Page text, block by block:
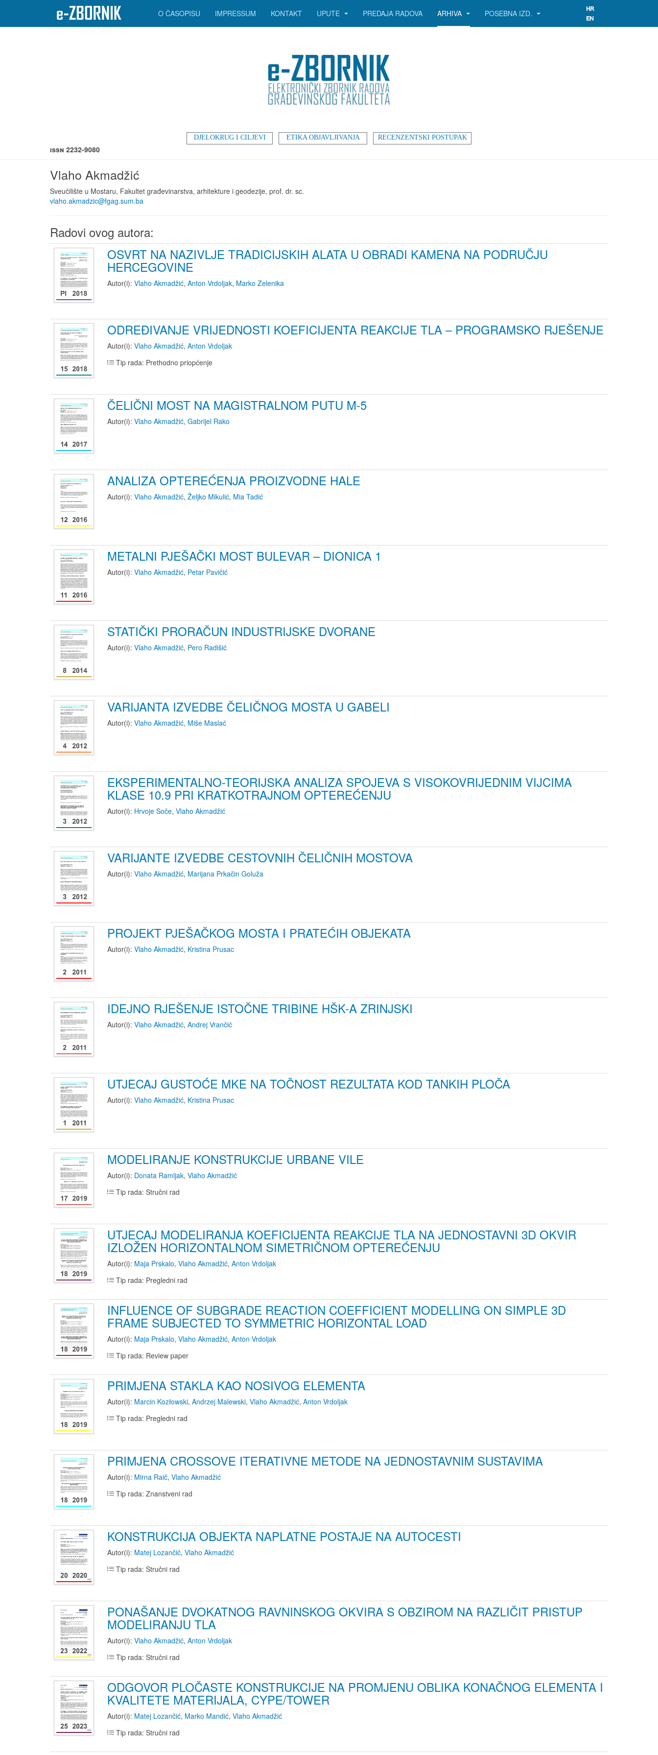
DJELOKRUG I CILJEVI ETIKA OBJAVLJIVANJA RECENZENTSKI POSTUPAK
O ČASOPISU IMPRESSUM KONTAKT UPUTE PREDAJA RADOVA ARHIVA POSEBNA IZD.
ISSN 2232-9080
Vlaho Akmadžić
Sveučilište u Mostaru, Fakultet građevinarstva, arhitekture i geodezije, prof. dr. sc.
vlaho.akmadzic@fgag.sum.ba
Radovi ovog autora:
OSVRT NA NAZIVLJE TRADICIJSKIH ALATA U OBRADI KAMENA NA PODRUČJU
HERCEGOVINE
Autor(i): Vlaho Akmadžić, Anton Vrdoljak, Marko Zelenika
ODREĐIVANJE VRIJEDNOSTI KOEFICIJENTA REAKCIJE TLA – PROGRAMSKO RJEŠENJE
Autor(i): Vlaho Akmadžić, Anton Vrdoljak
Tip rada: Prethodno priopćenje
ČELIČNI MOST NA MAGISTRALNOM PUTU M-5
Autor(i): Vlaho Akmadžić, Gabrijel Rako
ANALIZA OPTEREĆENJA PROIZVODNE HALE
Autor(i): Vlaho Akmadžić, Željko Mikulić, Mia Tadić
METALNI PJEŠAČKI MOST BULEVAR – DIONICA 1
Autor(i): Vlaho Akmadžić, Petar Pavičić
STATIČKI PRORAČUN INDUSTRIJSKE DVORANE
Autor(i): Vlaho Akmadžić, Pero Radišić
VARIJANTA IZVEDBE ČELIČNOG MOSTA U GABELI
Autor(i): Vlaho Akmadžić, Miše Maslać
EKSPERIMENTALNO-TEORIJSKA ANALIZA SPOJEVA S VISOKOVRIJEDNIM VIJCIMA
KLASE 10.9 PRI KRATKOTRAJNOM OPTEREĆENJU
Autor(i): Hrvoje Soče, Vlaho Akmadžić
VARIJANTE IZVEDBE CESTOVNIH ČELIČNIH MOSTOVA
Autor(i): Vlaho Akmadžić, Marijana Prkačin Goluža
PROJEKT PJEŠAČKOG MOSTA I PRATEĆIH OBJEKATA
Autor(i): Vlaho Akmadžić, Kristina Prusac
IDEJNO RJEŠENJE ISTOČNE TRIBINE HŠK-A ZRINJSKI
Autor(i): Vlaho Akmadžić, Andrej Vrančić
UTJECAJ GUSTOĆE MKE NA TOČNOST REZULTATA KOD TANKIH PLOČA
Autor(i): Vlaho Akmadžić, Kristina Prusac
MODELIRANJE KONSTRUKCIJE URBANE VILE
Autor(i): Donata Ramljak, Vlaho Akmadžić
Tip rada: Stručni rad
UTJECAJ MODELIRANJA KOEFICIJENTA REAKCIJE TLA NA JEDNOSTAVNI 3D OKVIR
IZLOŽEN HORIZONTALNOM SIMETRIČNOM OPTEREĆENJU
Autor(i): Maja Prskalo, Vlaho Akmadžić, Anton Vrdoljak
Tip rada: Pregledni rad
INFLUENCE OF SUBGRADE REACTION COEFFICIENT MODELLING ON SIMPLE 3D
FRAME SUBJECTED TO SYMMETRIC HORIZONTAL LOAD
Autor(i): Maja Prskalo, Vlaho Akmadžić, Anton Vrdoljak
Tip rada: Review paper
PRIMJENA STAKLA KAO NOSIVOG ELEMENTA
Autor(i): Marcin Kozłowski, Andrzej Malewski, Vlaho Akmadžić, Anton Vrdoljak
Tip rada: Pregledni rad
PRIMJENA CROSSOVE ITERATIVNE METODE NA JEDNOSTAVNIM SUSTAVIMA
Autor(i): Mirna Raič, Vlaho Akmadžić
Tip rada: Znanstveni rad
KONSTRUKCIJA OBJEKTA NAPLATNE POSTAJE NA AUTOCESTI
Autor(i): Matej Lozančić, Vlaho Akmadžić
Tip rada: Stručni rad
PONAŠANJE DVOKATNOG RAVNINSKOG OKVIRA S OBZIROM NA RAZLIČIT PRISTUP
MODELIRANJU TLA
Autor(i): Vlaho Akmadžić, Anton Vrdoljak
Tip rada: Stručni rad
ODGOVOR PLOČASTE KONSTRUKCIJE NA PROMJENU OBLIKA KONAČNOG ELEMENTA I
KVALITETE MATERIJALA, CYPE/TOWER
Autor(i): Matej Lozančić, Marko Mandić, Vlaho Akmadžić
Tip rada: Stručni rad